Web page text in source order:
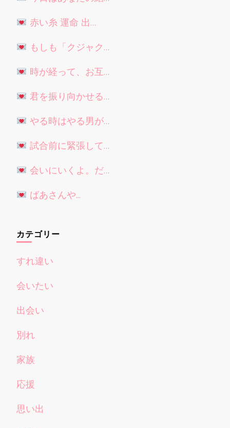
赤い糸 運命 出…
もしも「クジャク…
時が経って、お互…
君を振り向かせる…
やる時はやる男が…
試合前に緊張して…
会いにいくよ。だ…
ばあさんや...
カテゴリー
すれ違い
会いたい
出会い
別れ
家族
応援
思い出